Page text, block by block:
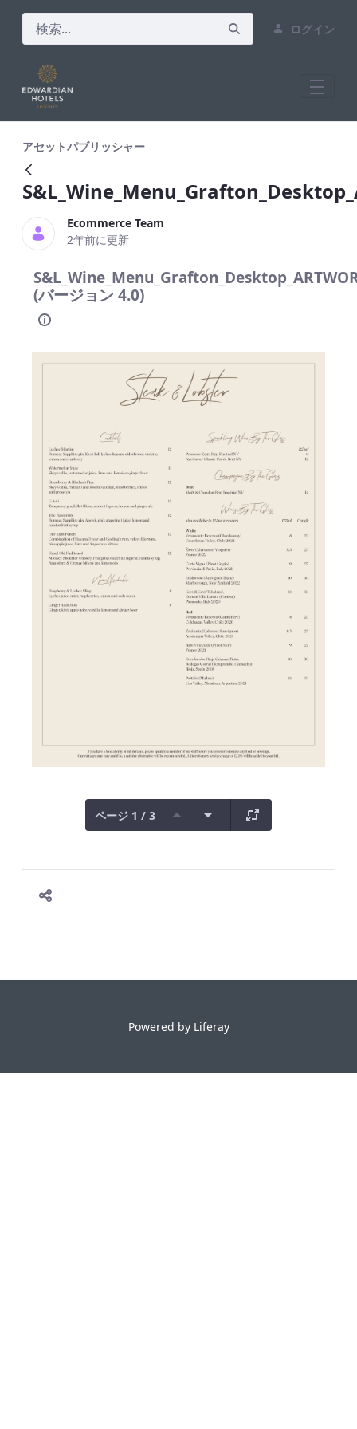
ログイン
アセットパブリッシャー
Ecommerce Team
2年前に更新
(バージョン 4.0)
ページ 1 / 3
Powered by Liferay